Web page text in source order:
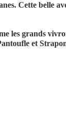
Cette belle
les grands
et